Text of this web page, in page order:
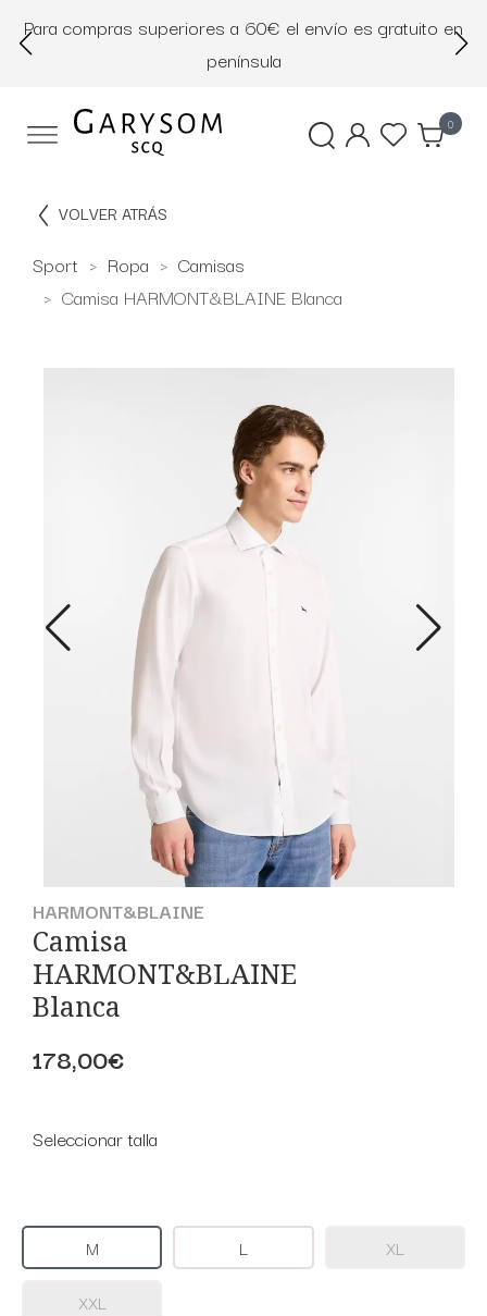
Para compras superiores a 60€ el envío es gratuito en
península
0
VOLVER ATRÁS
Sport Ropa
Camisas
Camisa HARMONT&BLAINE Blanca
HARMONT&BLAINE
Camisa
HARMONT&BLAINE
Blanca
178,00€
Seleccionar talla
M L XL
XXL